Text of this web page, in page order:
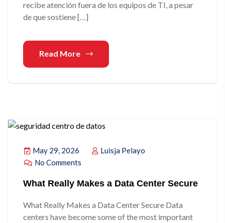
recibe atención fuera de los equipos de TI, a pesar
de que sostiene […]
Read More
May 29, 2026
Luisja Pelayo
No Comments
What Really Makes a Data Center Secure
What Really Makes a Data Center Secure Data
centers have become some of the most important